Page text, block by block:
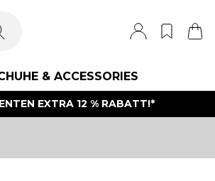
& ACCESSORIES
EXTRA 12 % RABATT!*